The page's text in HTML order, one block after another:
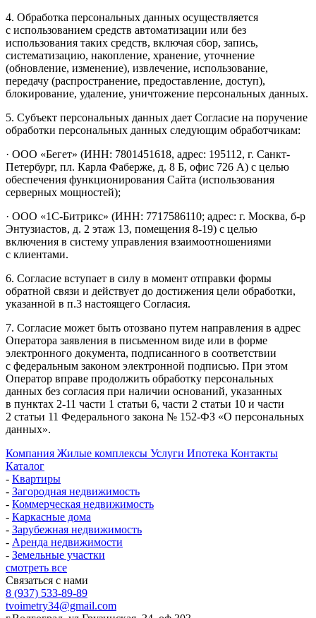
4. Обработка персональных данных осуществляется
с использованием средств автоматизации или без
использования таких средств, включая сбор, запись,
систематизацию, накопление, хранение, уточнение
(обновление, изменение), извлечение, использование,
передачу (распространение, предоставление, доступ),
блокирование, удаление, уничтожение персональных данных.
5. Субъект персональных данных дает Согласие на поручение
обработки персональных данных следующим обработчикам:
· ООО «Бегет» (ИНН: 7801451618, адрес: 195112, г. Санкт-
Петербург, пл. Карла Фаберже, д. 8 Б, офис 726 А) с целью
обеспечения функционирования Сайта (использования
серверных мощностей);
· ООО «1С-Битрикс» (ИНН: 7717586110; адрес: г. Москва, б-р
Энтузиастов, д. 2 этаж 13, помещения 8-19) с целью
включения в систему управления взаимоотношениями
с клиентами.
6. Согласие вступает в силу в момент отправки формы
обратной связи и действует до достижения цели обработки,
указанной в п.3 настоящего Согласия.
7. Согласие может быть отозвано путем направления в адрес
Оператора заявления в письменном виде или в форме
электронного документа, подписанного в соответствии
с федеральным законом электронной подписью. При этом
Оператор вправе продолжить обработку персональных
данных без согласия при наличии оснований, указанных
в пунктах 2-11 части 1 статьи 6, части 2 статьи 10 и части
2 статьи 11 Федерального закона № 152-ФЗ «О персональных
данных».
Компания Жилые комплексы Услуги Ипотека Контакты
Каталог
- Квартиры
- Загородная недвижимость
- Коммерческая недвижимость
- Каркасные дома
- Зарубежная недвижимость
- Аренда недвижимости
- Земельные участки
смотреть все
Связаться с нами
8 (937) 533-89-89
tvoimetry34@gmail.com